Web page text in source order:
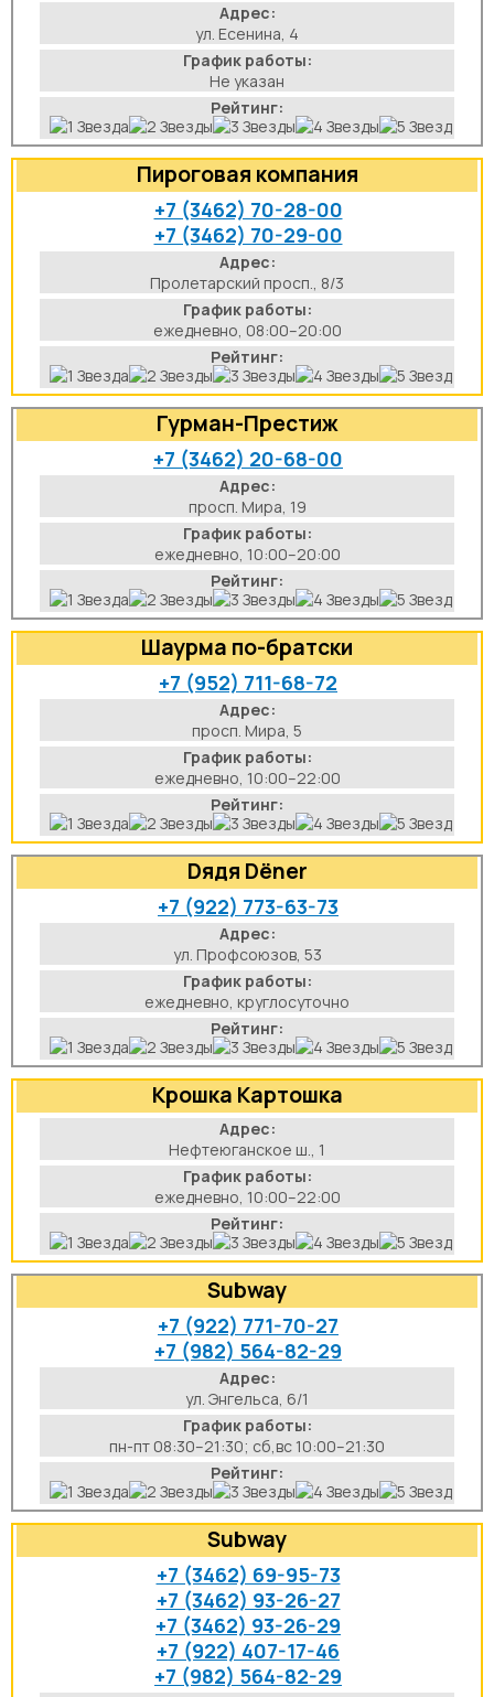
Адрес:
ул. Есенина, 4
График работы:
Не указан
Рейтинг:
Пироговая компания
+7 (3462) 70-28-00
+7 (3462) 70-29-00
Адрес:
Пролетарский просп., 8/3
График работы:
ежедневно, 08:00–20:00
Рейтинг:
Гурман-Престиж
+7 (3462) 20-68-00
Адрес:
просп. Мира, 19
График работы:
ежедневно, 10:00–20:00
Рейтинг:
Шаурма по-братски
+7 (952) 711-68-72
Адрес:
просп. Мира, 5
График работы:
ежедневно, 10:00–22:00
Рейтинг:
Dядя Dёner
+7 (922) 773-63-73
Адрес:
ул. Профсоюзов, 53
График работы:
ежедневно, круглосуточно
Рейтинг:
Крошка Картошка
Адрес:
Нефтеюганское ш., 1
График работы:
ежедневно, 10:00–22:00
Рейтинг:
Subway
+7 (922) 771-70-27
+7 (982) 564-82-29
Адрес:
ул. Энгельса, 6/1
График работы:
пн-пт 08:30–21:30; сб,вс 10:00–21:30
Рейтинг:
Subway
+7 (3462) 69-95-73
+7 (3462) 93-26-27
+7 (3462) 93-26-29
+7 (922) 407-17-46
+7 (982) 564-82-29